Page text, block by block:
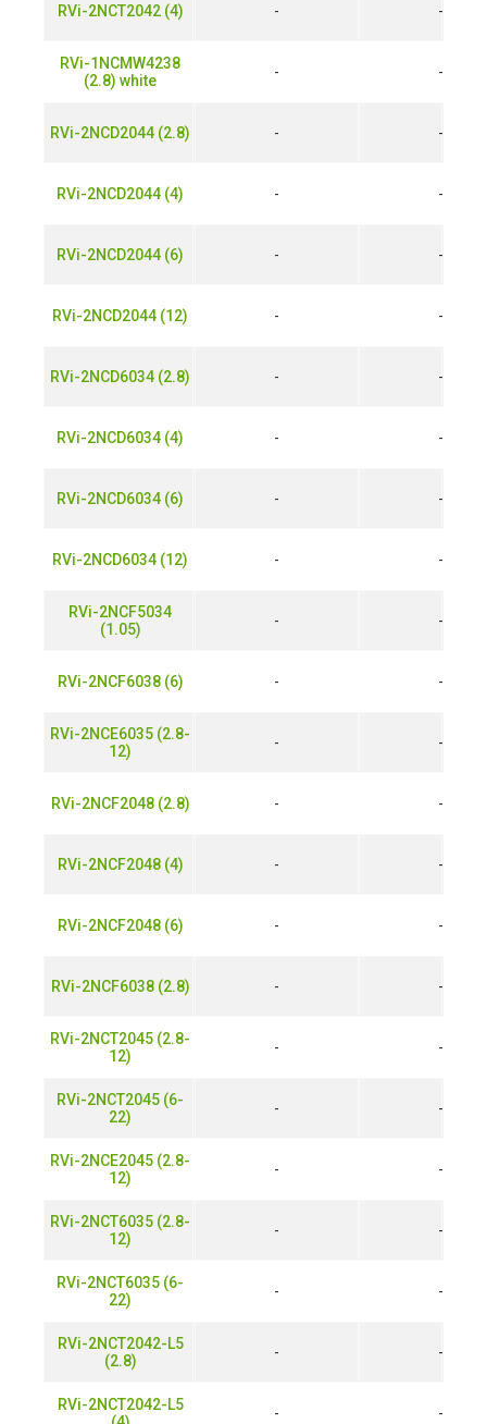
RVi-2NCT2042 (4)
RVi-1NCMW4238
(2.8) white
RVi-2NCD2044 (2.8)
RVi-2NCD2044 (4)
RVi-2NCD2044 (6)
RVi-2NCD2044 (12)
RVi-2NCD6034 (2.8)
RVi-2NCD6034 (4)
RVi-2NCD6034 (6)
RVi-2NCD6034 (12)
RVi-2NCF5034
(1.05)
RVi-2NCF6038 (6)
RVi-2NCE6035 (2.8-
12)
RVi-2NCF2048 (2.8)
RVi-2NCF2048 (4)
RVi-2NCF2048 (6)
RVi-2NCF6038 (2.8)
RVi-2NCT2045 (2.8-
12)
RVi-2NCT2045 (6-
22)
RVi-2NCE2045 (2.8-
12)
RVi-2NCT6035 (2.8-
12)
RVi-2NCT6035 (6-
22)
RVi-2NCT2042-L5
(2.8)
RVi-2NCT2042-L5
- -
- -
- -
- -
- -
- -
- -
- -
- -
- -
- -
- -
- -
- -
- -
- -
- -
- -
- -
- -
- -
- -
- -
- -